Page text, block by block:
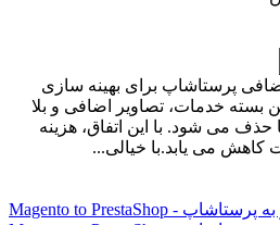
پرستاشاپ برای بهینه سازی
بسته خدمات، تصاویر اضافی و بلا
می شود. با این اتفاق، هزینه
می یابد.با خیالی...